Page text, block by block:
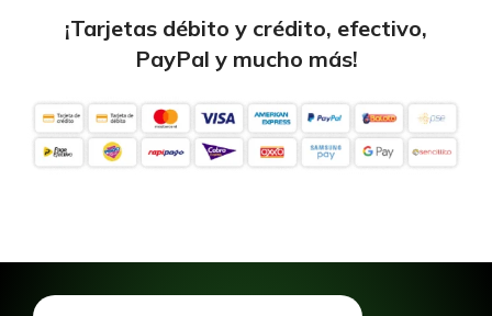
¡Tarjetas débito y crédito, efectivo,
PayPal y mucho más!